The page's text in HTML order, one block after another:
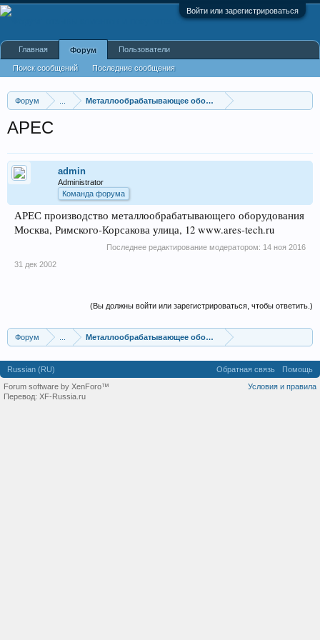
Войти или зарегистрироваться
Форум Металлообрабатывающее оборудование
АРЕС
admin
Administrator
Команда форума
АРЕС производство металлообрабатывающего оборудования
Москва, Римского-Корсакова улица, 12 www.ares-tech.ru
Последнее редактирование модератором: 14 ноя 2016
31 дек 2002
(Вы должны войти или зарегистрироваться, чтобы ответить.)
Форум Металлообрабатывающее оборудование
Главная Форум
Поиск сообщений Последние сообщения
Пользователи
Russian (RU) Обратная связь
Помощь
Условия и правила
Forum software by XenForo™
Перевод: XF-Russia.ru